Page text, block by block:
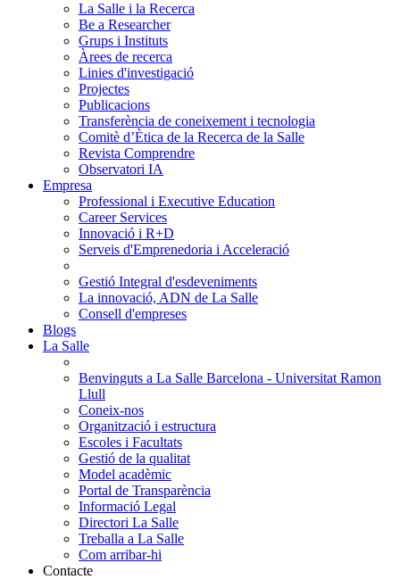
La Salle i la Recerca
Be a Researcher
Grups i Instituts
Àrees de recerca
Linies d'investigació
Projectes
Publicacions
Transferència de coneixement i tecnologia
Comitè d’Ètica de la Recerca de la Salle
Revista Comprendre
Observatori IA
Empresa
Professional i Executive Education
Career Services
Innovació i R+D
Serveis d'Emprenedoria i Acceleració
Gestió Integral d'esdeveniments
La innovació, ADN de La Salle
Consell d'empreses
Blogs
La Salle
Benvinguts a La Salle Barcelona - Universitat Ramon
Llull
Coneix-nos
Organització i estructura
Escoles i Facultats
Gestió de la qualitat
Model acadèmic
Portal de Transparència
Informació Legal
Directori La Salle
Treballa a La Salle
Com arribar-hi
Contacte